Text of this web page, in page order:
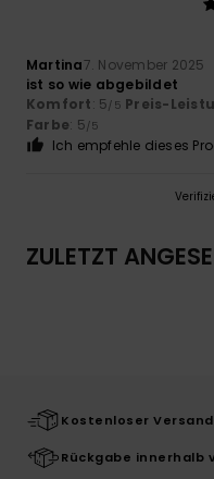
Martina7. November 2025
ist so wie abgebildet
Komfort: 5/5 Preis-
Farbe: 5/5
Ich empfehle dieses
ZULETZT
Kostenloser
Rückgabe innerhalb